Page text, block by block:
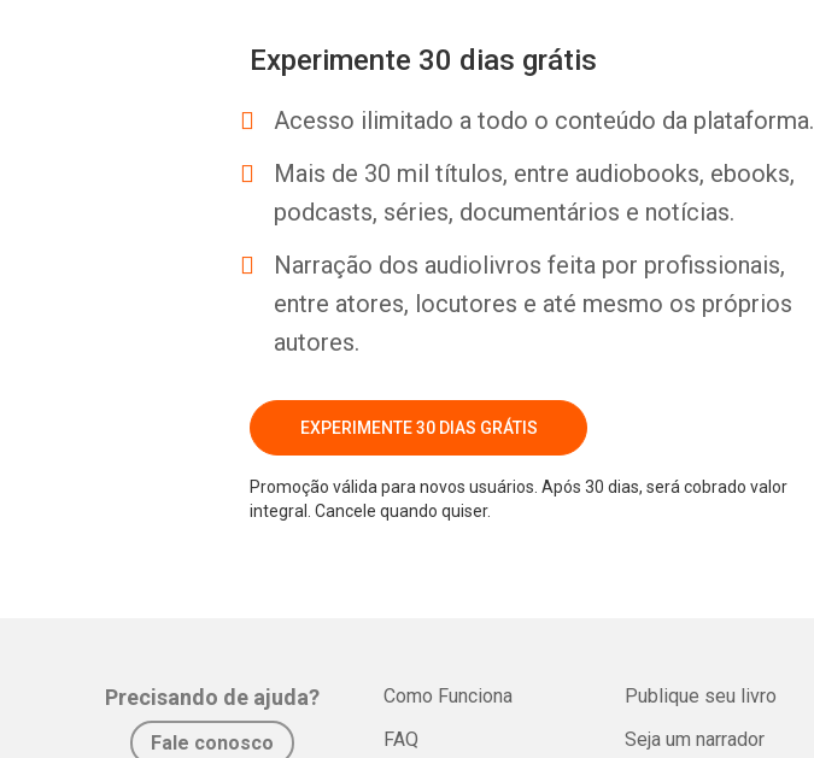
Experimente 30 dias grátis
Acesso ilimitado a todo o conteúdo da plataforma.
Mais de 30 mil títulos, entre audiobooks, ebooks,
podcasts, séries, documentários e notícias.
Narração dos audiolivros feita por profissionais,
entre atores, locutores e até mesmo os próprios
autores.
EXPERIMENTE 30 DIAS GRÁTIS
Promoção válida para novos usuários. Após 30 dias, será cobrado valor
integral. Cancele quando quiser.
Precisando de ajuda?
Fale conosco
Como Funciona
FAQ
Publique seu livro
Seja um narrador